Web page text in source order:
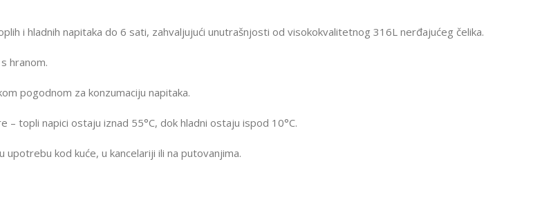
i hladnih napitaka do 6 sati, zahvaljujući unutrašnjosti od visokokvalitetnog 316L nerđajućeg čelika.
hranom.
pogodnom za konzumaciju napitaka.
topli napici ostaju iznad 55°C, dok hladni ostaju ispod 10°C.
kod kuće, u kancelariji ili na putovanjima.